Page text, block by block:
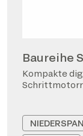
Baureihe
Kompakte